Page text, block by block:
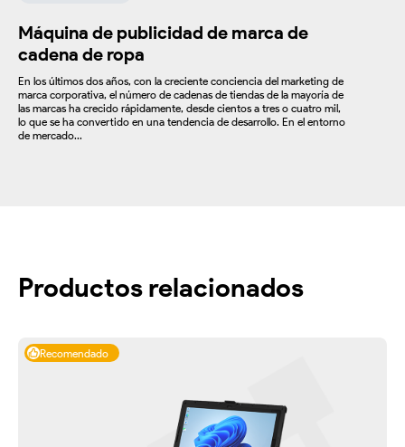
Máquina de publicidad de marca de
cadena de ropa
En los últimos dos años, con la creciente conciencia del marketing de
marca corporativa, el número de cadenas de tiendas de la mayoría de
las marcas ha crecido rápidamente, desde cientos a tres o cuatro mil,
lo que se ha convertido en una tendencia de desarrollo. En el entorno
de mercado...
Productos relacionados
Recomendado